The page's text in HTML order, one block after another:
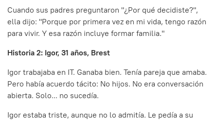
Cuando sus padres preguntaron "¿Por qué decidiste?",
ella dijo: "Porque por primera vez en mi vida, tengo razón
para vivir. Y esa razón incluye formar familia."
Historia 2: Igor, 31 años, Brest
Igor trabajaba en IT. Ganaba bien. Tenía pareja que amaba.
Pero había acuerdo tácito: No hijos. No era conversación
abierta. Solo... no sucedía.
Igor estaba triste, aunque no lo admitía. Le pedía a su